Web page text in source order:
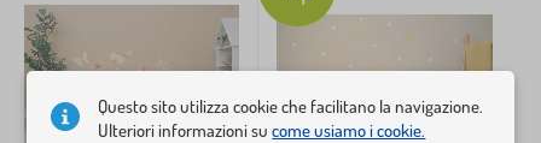
i
e
r
Prezzo
165 €
464 €
Questo sito utilizza cookie che facilitano la navigazione.
Ulteriori informazioni sucome usiamo i cookie.